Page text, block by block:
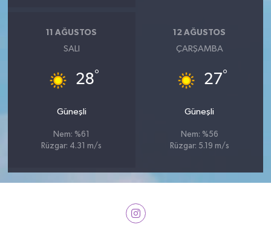
11 AĞUSTOS
SALI
28°
Güneşli
Nem: %61
Rüzgar: 4.31 m/s
12 AĞUSTOS
ÇARŞAMBA
27°
Güneşli
Nem: %56
Rüzgar: 5.19 m/s